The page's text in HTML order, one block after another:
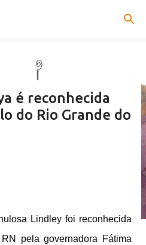
principal
é reconhecida
do Rio Grande do
Lindley foi reconhecida
pela governadora Fátima